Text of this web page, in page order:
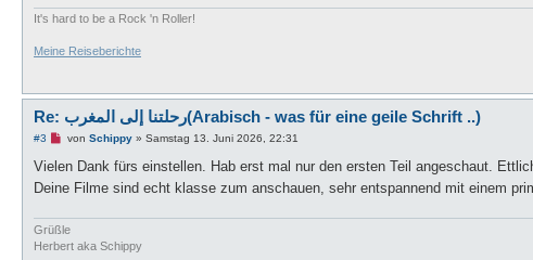
n
e
B
e
r
g
It's hard to be a Rock 'n Roller!
Meine Reiseberichte
Re: رحلتنا إلى المغرب(Arabisch - was für eine geile Schrift ..)
#3
U
g
l
e
e
von Schippy» Samstag 13. Juni 2026, 22:31
Vielen Dank fürs einstellen. Hab erst mal nur den ersten Teil angeschaut.
Deine Filme sind echt klasse zum anschauen, sehr entspannend mit einem
Grüßle
Herbert aka Schippy